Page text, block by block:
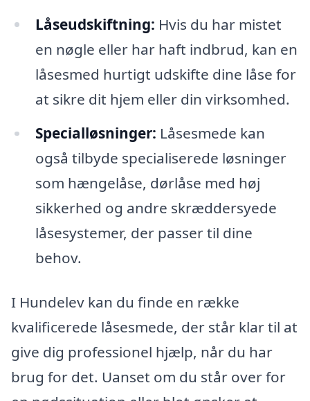
Låseudskiftning: Hvis du har mistet
en nøgle eller har haft indbrud, kan en
låsesmed hurtigt udskifte dine låse for
at sikre dit hjem eller din virksomhed.
Specialløsninger: Låsesmede kan
også tilbyde specialiserede løsninger
som hængelåse, dørlåse med høj
sikkerhed og andre skræddersyede
låsesystemer, der passer til dine
behov.
I Hundelev kan du finde en række
kvalificerede låsesmede, der står klar til at
give dig professionel hjælp, når du har
brug for det. Uanset om du står over for